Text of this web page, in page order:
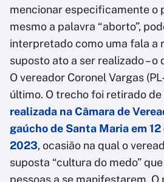
mencionar especificamente o
mesmo a palavra “aborto”,
interpretado como uma fala a
suposto ato a ser realizado – o
O vereador Coronel Vargas
último. O trecho foi retirado de
realizada na Câmara de
gaúcho de Santa Maria em
2023, ocasião na qual o
suposta “cultura do medo”